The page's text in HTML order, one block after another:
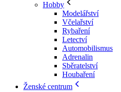
Hobby
Modelářství
Včelařství
Rybaření
Letectví
Automobilismus
Adrenalin
Sběratelství
Houbaření
Ženské centrum